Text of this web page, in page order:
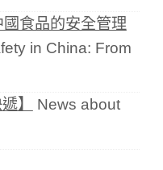
食品的安全管理
in China: From
】
News about